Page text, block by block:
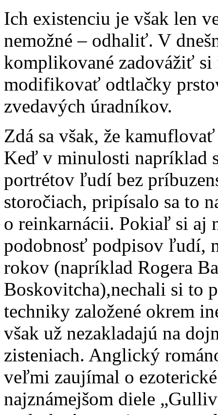
Ich existenciu je však len
nemožné – odhaliť. V
komplikované zadovážiť si
modifikovať odtlačky
zvedavých úradníkov.
Zdá sa však, že
Keď v minulosti napríklad
portrétov ľudí bez
storočiach, pripísalo sa to
o reinkarnácii. Pokiaľ si aj
podobnosť podpisov ľudí,
rokov (napríklad Rogera
Boskovitcha),necha­li si to
techniky založené okrem
však už nezakladajú na
zisteniach. Anglický
veľmi zaujímal o
najznámejšom diele